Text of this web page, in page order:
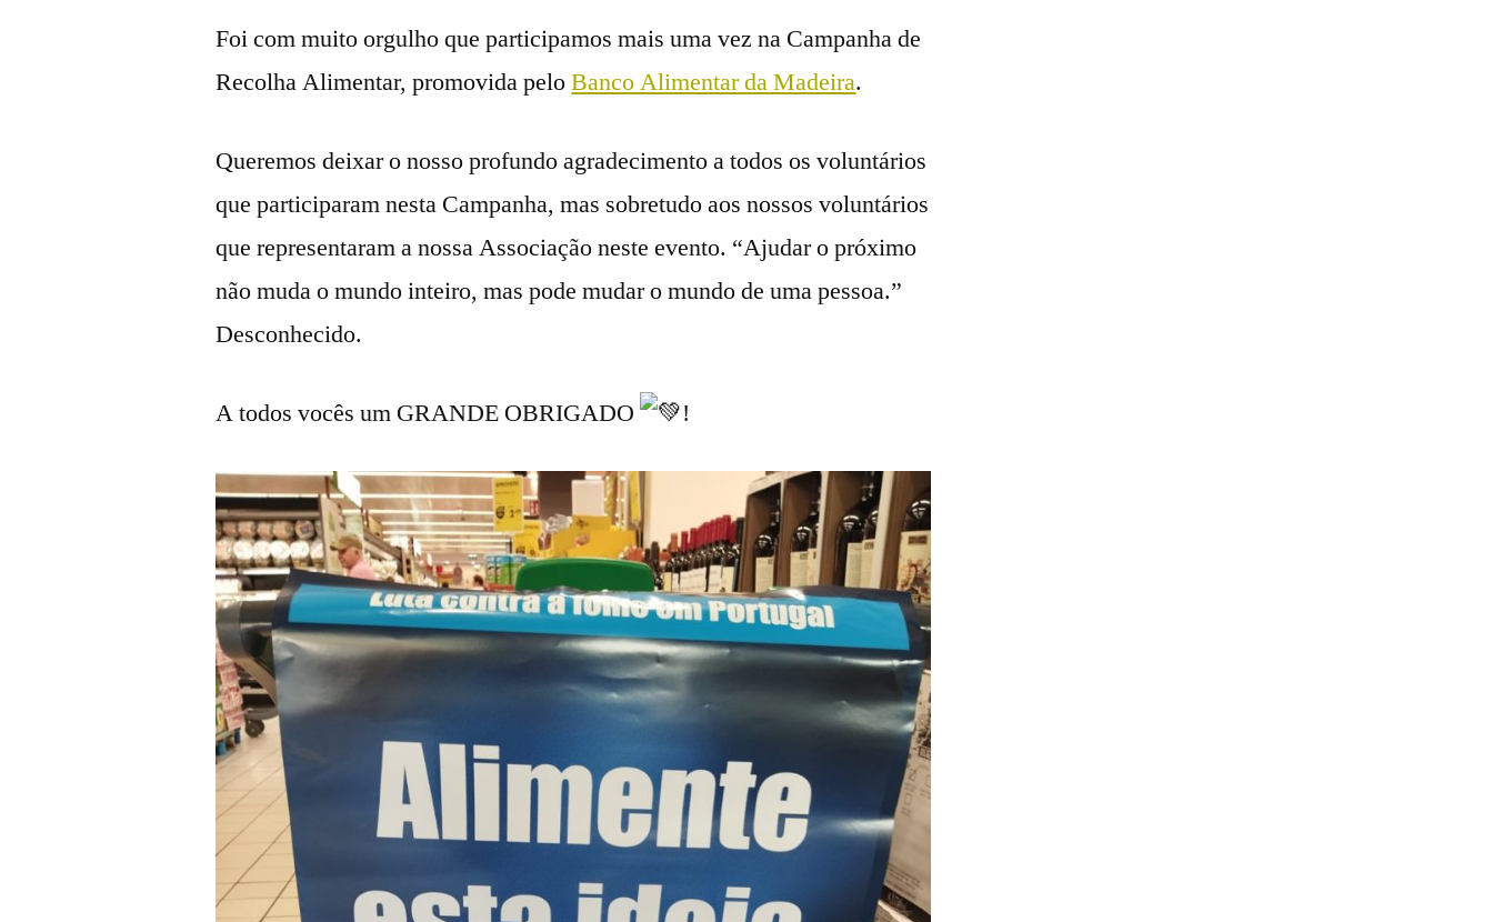
Foi com muito orgulho que participamos mais uma vez na Campanha de
Recolha Alimentar, promovida peloBanco Alimentar da Madeira.
Queremos deixar o nosso profundo agradecimento a todos os voluntários
que participaram nesta Campanha, mas sobretudo aos nossos voluntários
que representaram a nossa Associação neste evento. “Ajudar o próximo
não muda o mundo inteiro, mas pode mudar o mundo de uma pessoa.”
Desconhecido.
A todos vocês um GRANDE OBRIGADO !